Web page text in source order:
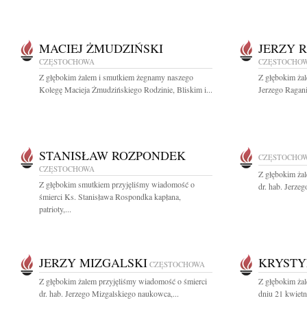
MACIEJ ŻMUDZIŃSKI
CZĘSTOCHOWA
Z głębokim żalem i smutkiem żegnamy naszego
Kolegę Macieja Żmudzińskiego Rodzinie, Bliskim i...
JERZY
Z głębokim
Jerzego
STANISŁAW ROZPONDEK
CZĘSTOCHOWA
Z głębokim smutkiem przyjęliśmy wiadomość o
śmierci Ks. Stanisława Rospondka kapłana,
patrioty,...
Z głębokim
dr. hab.
JERZY MIZGALSKI CZĘSTOCHOWA
Z głębokim żalem przyjęliśmy wiadomość o śmierci
dr. hab. Jerzego Mizgalskiego naukowca,...
Z głębokim
dniu 21